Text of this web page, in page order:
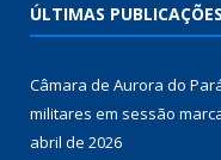
ÚLTIMAS PUBLICAÇÕES
Câmara de Aurora do
militares em sessão
abril de 2026